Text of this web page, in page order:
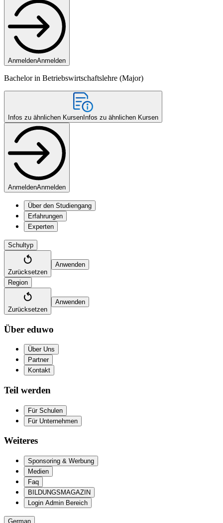
AnmeldenAnmelden
Bachelor in Betriebswirtschaftslehre (Major)
Infos zu ähnlichen Kursen Infos zu ähnlichen Kursen
AnmeldenAnmelden
Über den Studiengang
Erfahrungen
Experten
Schultyp
Zurücksetzen
Anwenden
Region
Zurücksetzen
Anwenden
Über eduwo
Über Uns
Partner
Kontakt
Teil werden
Für Schulen
Für Unternehmen
Weiteres
Sponsoring & Werbung
Medien
Faq
BILDUNGSMAGAZIN
Login Admin Bereich
German